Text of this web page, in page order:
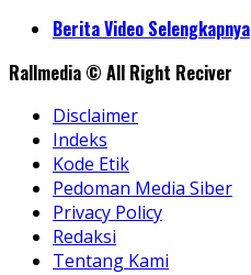
ShareBerita Video Selengkapnya
Rallmedia © All Right Reciver
Disclaimer
Indeks
Kode Etik
Pedoman Media Siber
Privacy Policy
Redaksi
Tentang Kami